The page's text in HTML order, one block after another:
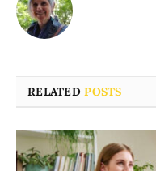
RELATEDPOSTS